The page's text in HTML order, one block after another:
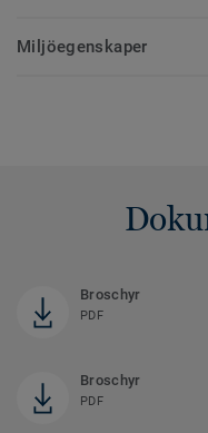
Miljöegenskaper
Broschyr
PDF
Broschyr
PDF